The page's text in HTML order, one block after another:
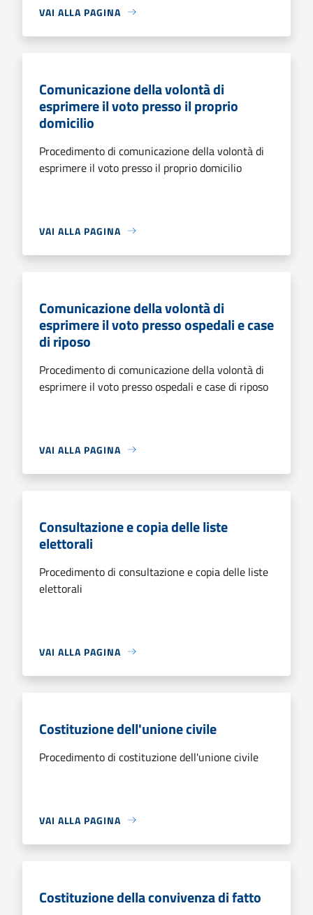
VAI ALLA PAGINA
Comunicazione della volontà di
esprimere il voto presso il proprio
domicilio
Procedimento di comunicazione della volontà di
esprimere il voto presso il proprio domicilio
VAI ALLA PAGINA
Comunicazione della volontà di
esprimere il voto presso ospedali e case
di riposo
Procedimento di comunicazione della volontà di
esprimere il voto presso ospedali e case di riposo
VAI ALLA PAGINA
Consultazione e copia delle liste
elettorali
Procedimento di consultazione e copia delle liste
elettorali
VAI ALLA PAGINA
Costituzione dell'unione civile
Procedimento di costituzione dell'unione civile
VAI ALLA PAGINA
Costituzione della convivenza di fatto